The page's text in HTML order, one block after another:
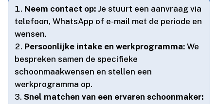
Neem contact op: Je stuurt een aanvraag via
telefoon, WhatsApp of e-mail met de periode en
wensen.​
Persoonlijke intake en werkprogramma: We
bespreken samen de specifieke
schoonmaakwensen en stellen een
werkprogramma op.​
Snel matchen van een ervaren schoonmaker: